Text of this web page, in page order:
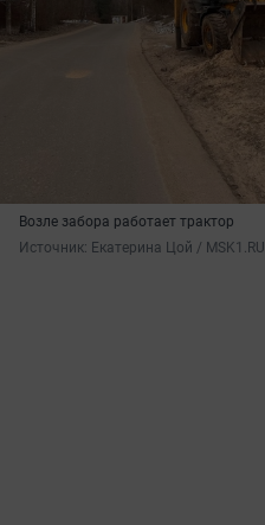
Возле забора работает трактор
Источник: Екатерина Цой / MSK1.RU